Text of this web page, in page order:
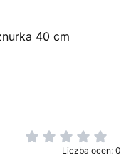
40 cm
Liczba ocen: 0